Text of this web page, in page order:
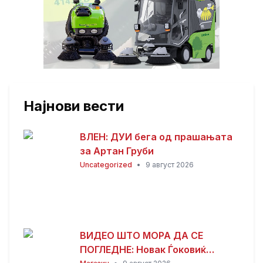
Најнови вести
ВЛЕН: ДУИ бега од прашањата
за Артан Груби
Uncategorized • 9 август 2026
ВИДЕО ШТО МОРА ДА СЕ
ПОГЛЕДНЕ: Новак Ѓоковиќ